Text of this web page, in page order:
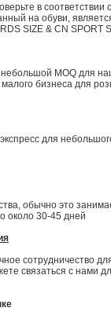
в соответствии
на обуви,
SIZE & CN SPORT
MOQ для
бизнеса для
для
обычно это
около 30-45 дней
сотрудничество
связаться с нами